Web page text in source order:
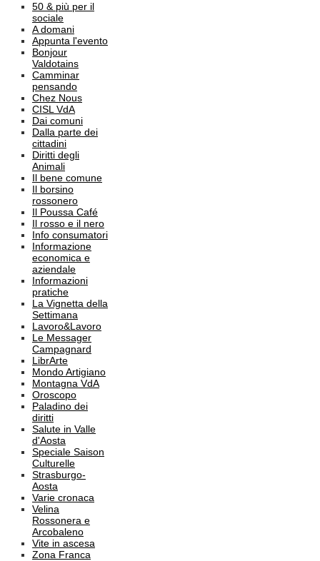
50 & più per il
sociale
A domani
Appunta l'evento
Bonjour
Valdotains
Camminar
pensando
Chez Nous
CISL VdA
Dai comuni
Dalla parte dei
cittadini
Diritti degli
Animali
Il bene comune
Il borsino
rossonero
Il Poussa Café
Il rosso e il nero
Info consumatori
Informazione
economica e
aziendale
Informazioni
pratiche
La Vignetta della
Settimana
Lavoro&Lavoro
Le Messager
Campagnard
LibrArte
Mondo Artigiano
Montagna VdA
Oroscopo
Paladino dei
diritti
Salute in Valle
d'Aosta
Speciale Saison
Culturelle
Strasburgo-
Aosta
Varie cronaca
Velina
Rossonera e
Arcobaleno
Vite in ascesa
Zona Franca